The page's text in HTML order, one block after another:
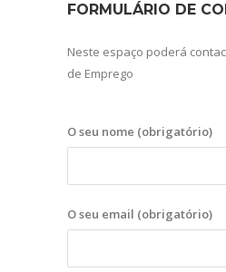
FORMULÁRIO DE
Neste espaço poderá
de Emprego
O seu nome (obrigatório)
O seu email (obrigatório)